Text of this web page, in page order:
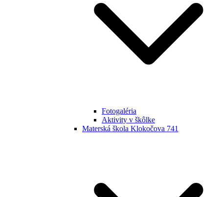
Fotogaléria
Aktivity v škôlke
Materská škola Klokočova 741